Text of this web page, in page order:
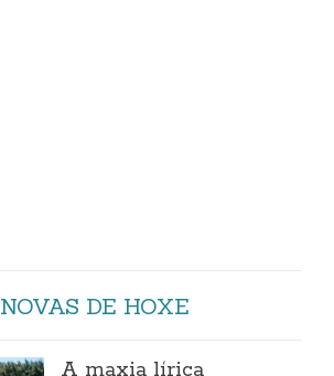
NOVAS DE HOXE
A maxia lírica